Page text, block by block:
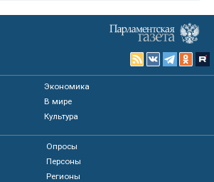
Экономика
В мире
Культура
Опросы
Персоны
Регионы